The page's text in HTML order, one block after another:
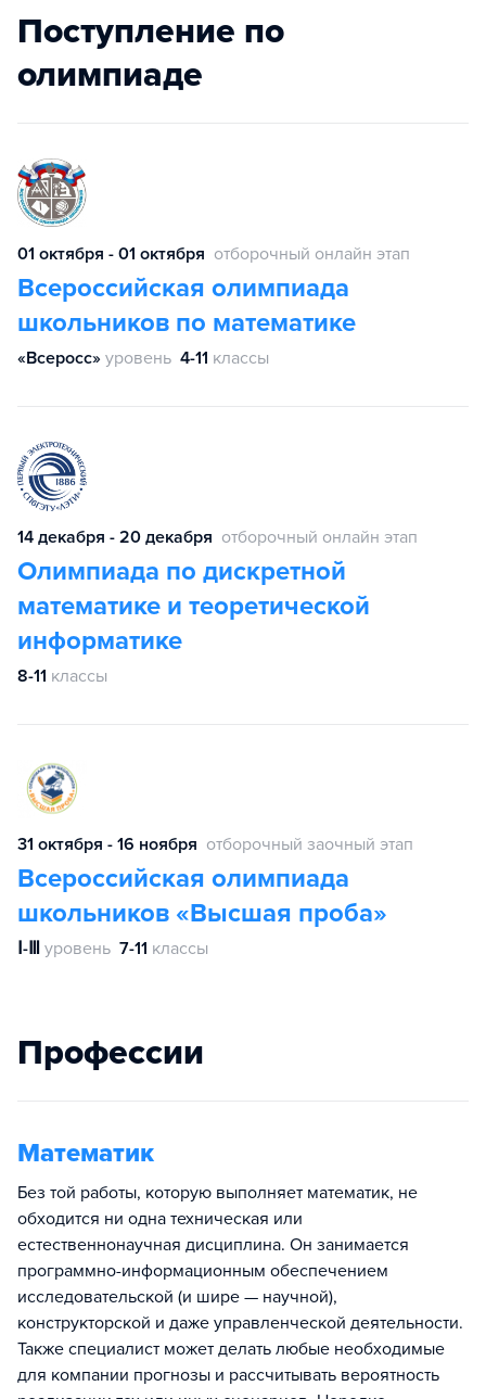
Поступление по
олимпиаде
01 октября - 01 октября отборочный онлайн этап
Всероссийская олимпиада
школьников по математике
«Всеросс» уровень 4-11 классы
14 декабря - 20 декабря отборочный онлайн этап
Олимпиада по дискретной
математике и теоретической
информатике
8-11 классы
31 октября - 16 ноября отборочный заочный этап
Всероссийская олимпиада
школьников «Высшая проба»
Ⅰ-Ⅲ уровень 7-11 классы
Профессии
Математик
Без той работы, которую выполняет математик, не
обходится ни одна техническая или
естественнонаучная дисциплина. Он занимается
программно-информационным обеспечением
исследовательской (и шире — научной),
конструкторской и даже управленческой деятельности.
Также специалист может делать любые необходимые
для компании прогнозы и рассчитывать вероятность